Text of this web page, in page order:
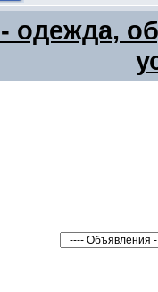
одежда,